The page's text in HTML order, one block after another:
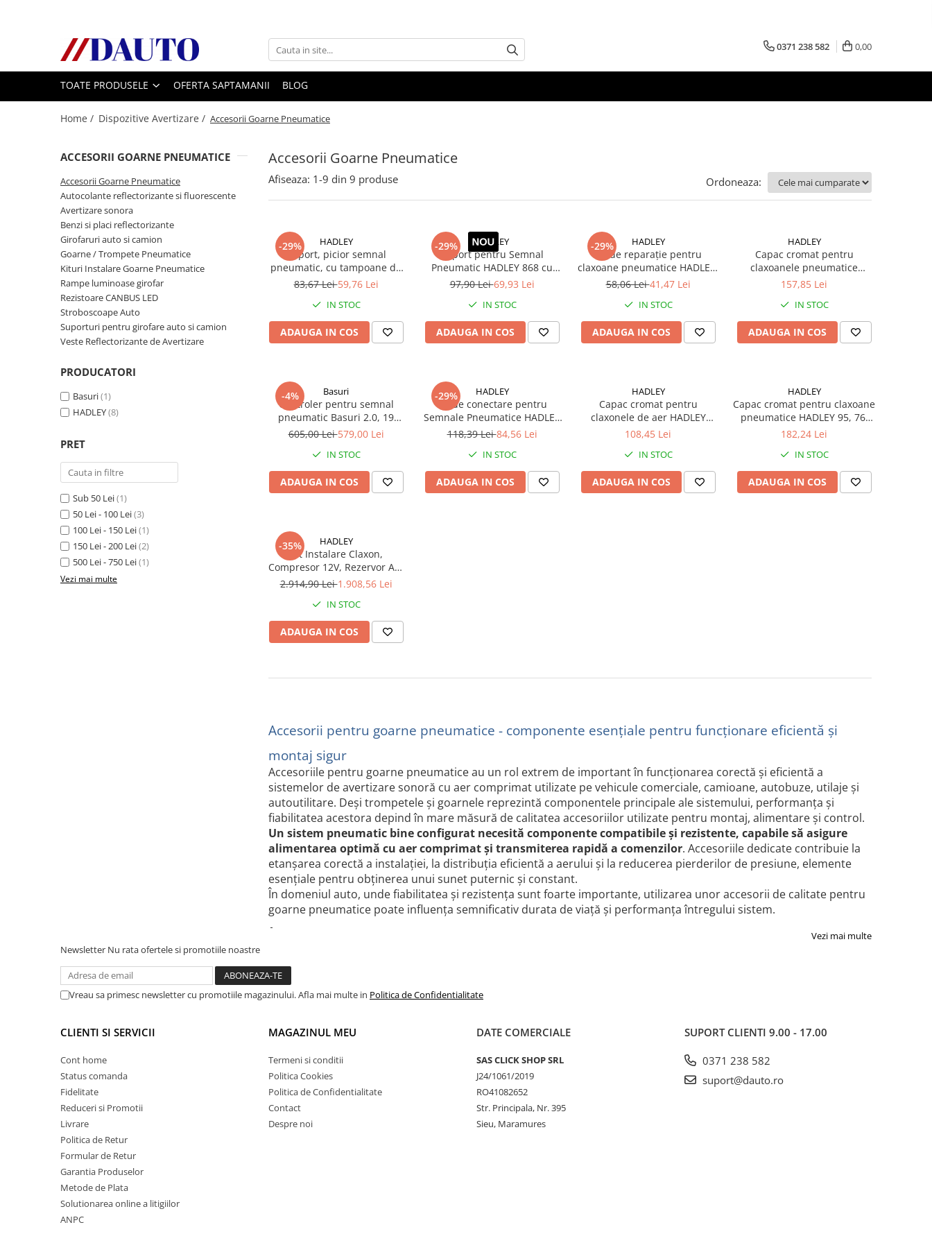
Toate Produsele
Bullbare, Suporti lumini camioane
Accesorii inox
DAF XF Euro 6
Mercedes Actros
Mercedes Actros MP2
Mercedes Actros MP3
Mercedes Actros MP4, MP5
Mercedes Arocs
Lampi gabarit auto si remorci
Lampi gabarit cu brat auto si
Lampi interior, Plafoniere
Lampi LED auto dedicate
Lampi numar Inmatriculare
Lampi Stop, Semnalizare & Triple
Lampi Fata cu Bec & Semnalizare
Lampi Fata LED & Semnalizare
Lampi Spate cu Bec & Triple
Lampi Spate LED & Triple
Seturi Lampi Spate Triple
Lumini de Zi, DRL
0371 238 582 0,00
TOATE PRODUSELE OFERTA SAPTAMANII BLOG
Home / Dispozitive Avertizare / Accesorii Goarne Pneumatice
Accesorii Goarne Pneumatice
ACCESORII GOARNE PNEUMATICE
Accesorii Goarne Pneumatice
Autocolante reflectorizante si fluorescente
Avertizare sonora
Benzi si placi reflectorizante
Girofaruri auto si camion
Goarne / Trompete Pneumatice
Kituri Instalare Goarne Pneumatice
Rampe luminoase girofar
Rezistoare CANBUS LED
Stroboscoape Auto
Suporturi pentru girofare auto si camion
Veste Reflectorizante de Avertizare
PRODUCATORI
Basuri(1)
HADLEY(8)
PRET
Sub 50 Lei(1)
50 Lei - 100 Lei(3)
100 Lei - 150 Lei(1)
150 Lei - 200 Lei(2)
500 Lei - 750 Lei(1)
Vezi mai multe
Afiseaza: 1-9 din 9 produse Ordoneaza:
-29% HADLEY
Suport, picior semnal
pneumatic, cu tampoane de
cauciuc
83,67 Lei59,76 Lei
IN STOC
ADAUGA IN COS
-29% HADLEY
Suport pentru Semnal
Pneumatic HADLEY 868 cu
Garnituri din Cauciuc, Suport
97,90 Lei69,93 Lei
IN STOC
ADAUGA IN COS
-29% HADLEY
Kit de reparație pentru
claxoane pneumatice HADLEY,
H00981SS
58,06 Lei41,47 Lei
IN STOC
ADAUGA IN COS
HADLEY
Capac cromat pentru
claxoanele pneumatice
rotunde HADLEY 56 si 48 cm
157,85 Lei
IN STOC
ADAUGA IN COS
-4% Basuri
Controler pentru semnal
pneumatic Basuri 2.0, 19
Melodii
605,00 Lei579,00 Lei
IN STOC
ADAUGA IN COS
-29% HADLEY
Kit de conectare pentru
Semnale Pneumatice HADLEY
cu filet 7/16"-24
118,39 Lei84,56 Lei
IN STOC
ADAUGA IN COS
HADLEY
Capac cromat pentru
claxonele de aer HADLEY
dreptunghiulare 74 și 66 cm,
108,45 Lei
IN STOC
ADAUGA IN COS
HADLEY
Capac cromat pentru claxoane
pneumatice HADLEY 95, 76,
86, 94
182,24 Lei
IN STOC
ADAUGA IN COS
-35% HADLEY
Kit Instalare Claxon,
Compresor 12V, Rezervor Aer
4.5L, Electrovalva,
2.914,90 Lei1.908,56 Lei
IN STOC
ADAUGA IN COS
Accesorii pentru goarne pneumatice - componente esențiale pentru funcționare eficientă și
montaj sigur
Accesoriile pentru goarne pneumatice au un rol extrem de important în funcționarea corectă și eficientă a
sistemelor de avertizare sonoră cu aer comprimat utilizate pe vehicule comerciale, camioane, autobuze, utilaje și
autoutilitare. Deși trompetele și goarnele reprezintă componentele principale ale sistemului, performanța și
fiabilitatea acestora depind în mare măsură de calitatea accesoriilor utilizate pentru montaj, alimentare și control.
Un sistem pneumatic bine configurat necesită componente compatibile și rezistente, capabile să asigure
alimentarea optimă cu aer comprimat și transmiterea rapidă a comenzilor. Accesoriile dedicate contribuie la
etanșarea corectă a instalației, la distribuția eficientă a aerului și la reducerea pierderilor de presiune, elemente
esențiale pentru obținerea unui sunet puternic și constant.
În domeniul auto, unde fiabilitatea și rezistența sunt foarte importante, utilizarea unor accesorii de calitate pentru
goarne pneumatice poate influența semnificativ durata de viață și performanța întregului sistem.
Vezi mai multe
Newsletter Nu rata ofertele si promotiile noastre
Vreau sa primesc newsletter cu promotiile magazinului. Afla mai multe in Politica de Confidentialitate
CLIENTI SI SERVICII
Cont home
Status comanda
Fidelitate
Reduceri si Promotii
Livrare
Politica de Retur
Formular de Retur
Garantia Produselor
Metode de Plata
Solutionarea online a litigiilor
ANPC
MAGAZINUL MEU
Termeni si conditii
Politica Cookies
Politica de Confidentialitate
Contact
Despre noi
DATE COMERCIALE
SAS CLICK SHOP SRL
J24/1061/2019
RO41082652
Str. Principala, Nr. 395
Sieu, Maramures
SUPORT CLIENTI 9.00 - 17.00
0371 238 582
suport@dauto.ro